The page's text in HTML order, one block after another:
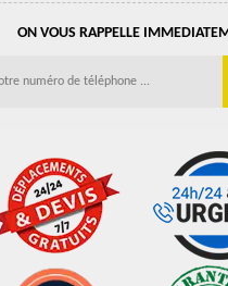
ON VOUS RAPPELLE